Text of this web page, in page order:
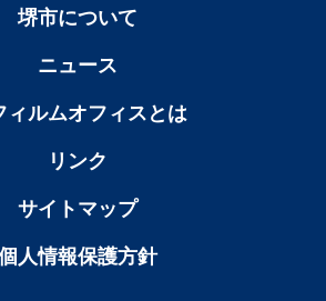
堺市について
ニュース
ィルムオフィスとは
リンク
サイトマップ
人情報保護方針